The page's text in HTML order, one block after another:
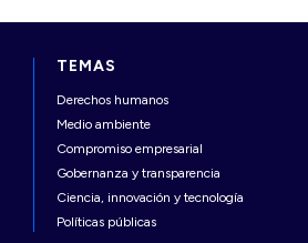
TEMAS
Derechos humanos
Medio ambiente
Compromiso empresarial
Gobernanza y transparencia
Ciencia, innovación y tecnología
Políticas públicas